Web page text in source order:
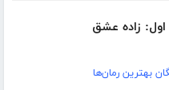
زاده عشق
بهترین رمان‌ها